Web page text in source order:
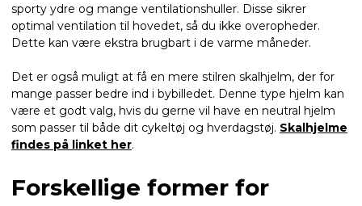
sporty ydre og mange ventilationshuller. Disse sikrer
optimal ventilation til hovedet, så du ikke overopheder.
Dette kan være ekstra brugbart i de varme måneder.
Det er også muligt at få en mere stilren skalhjelm, der for
mange passer bedre ind i bybilledet. Denne type hjelm kan
være et godt valg, hvis du gerne vil have en neutral hjelm
som passer til både dit cykeltøj og hverdagstøj. Skalhjelme
findes på linket her.
Forskellige former for